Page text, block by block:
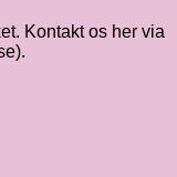
Kontakt os her via